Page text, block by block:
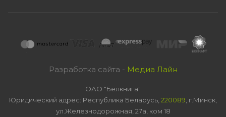
Разработка сайта - Медиа Лайн
ОАО "Белкнига"
Юридический адрес: Республика Беларусь, 220089 , г.Минск,
ул.Железнодорожная, 27а, ком 18